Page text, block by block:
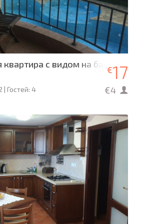
с видом на бассейн и
Гостей: 4
€17
€4